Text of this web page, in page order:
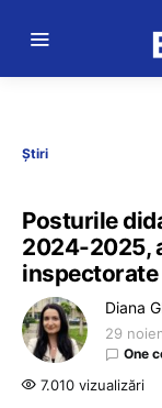
Știri
Posturile
2024-2025,
Diana
29
One
7.010 vizualizări